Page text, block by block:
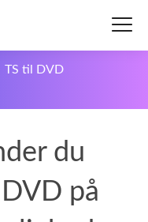
TS til DVD
du
på